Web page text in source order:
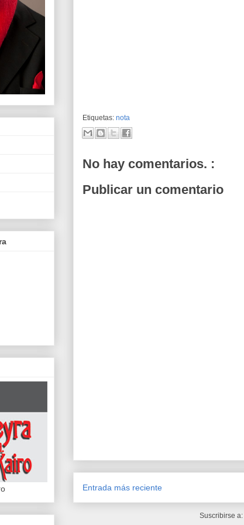
Etiquetas: nota
No hay comentarios. :
Publicar un comentario
Entrada más reciente
Suscribirse a: